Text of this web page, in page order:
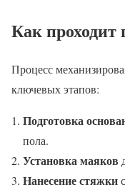
Как проходит
Процесс
ключевых этапов:
Подготовка
пола.
Установка маяков
Нанесение стяжки